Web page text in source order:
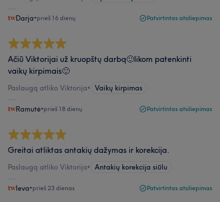
Darja•prieš 16 dienų Patvirtintas atsiliepimas
Ačiū Viktorijai už kruopštų darbą🙂likom patenkinti
vaikų kirpimais🙂
Paslaugą atliko Viktorija• Vaikų kirpimas
Ramutė•prieš 18 dienų Patvirtintas atsiliepimas
Greitai atliktas antakių dažymas ir korekcija.
Paslaugą atliko Viktorija• Antakių korekcija siūlu
Ieva•prieš 23 dienas Patvirtintas atsiliepimas